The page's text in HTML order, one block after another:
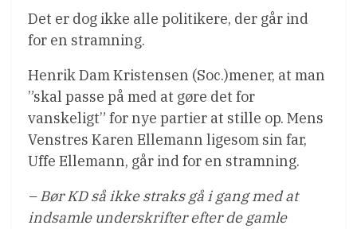
Det er dog ikke alle politikere, der går ind
for en stramning.
Henrik Dam Kristensen (Soc.)mener, at man
”skal passe på med at gøre det for
vanskeligt” for nye partier at stille op. Mens
Venstres Karen Ellemann ligesom sin far,
Uffe Ellemann, går ind for en stramning.
– Bør KD så ikke straks gå i gang med at
indsamle underskrifter efter de gamle